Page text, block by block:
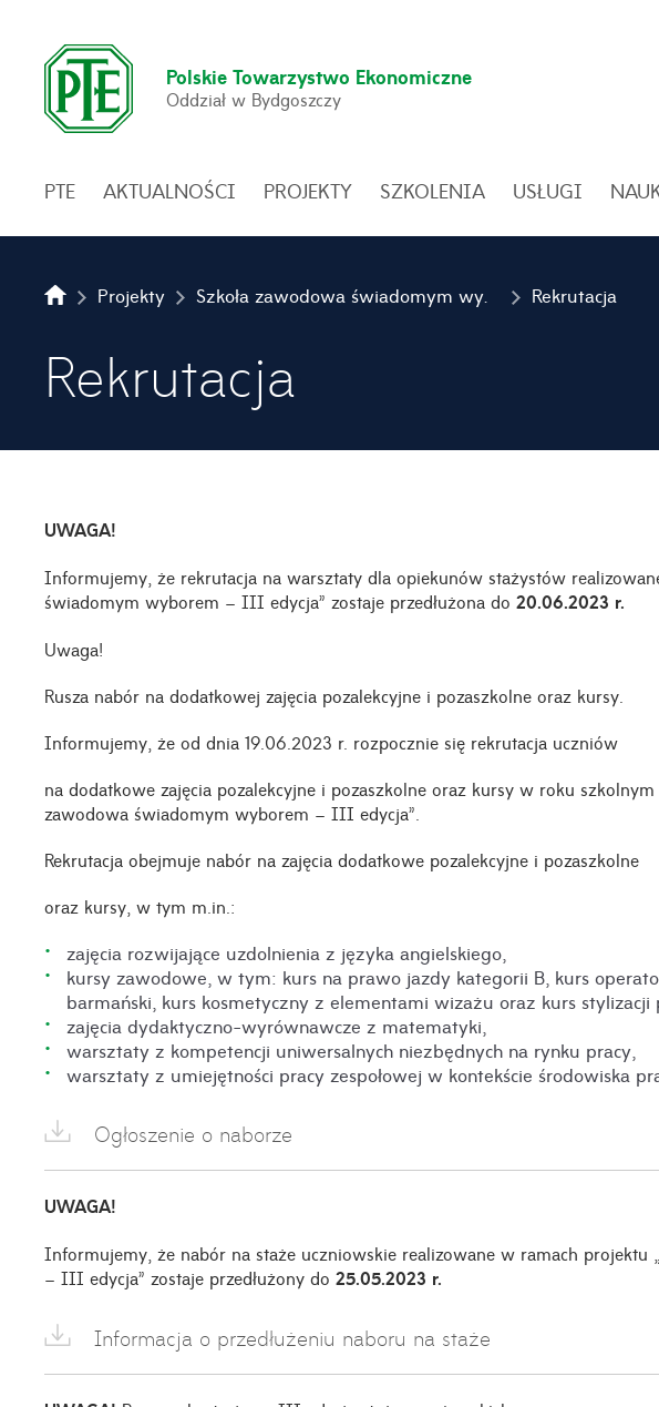
Polskie Towarzystwo Ekonomiczne
Oddział w Bydgoszczy
PTE AKTUALNOŚCI PROJEKTY SZKOLENIA USŁUGI
Projekty Szkoła zawodowa świadomym wyborem – III edycja Rekrutacja
Rekrutacja
UWAGA!
Informujemy, że rekrutacja na warsztaty dla opiekunów stażystów
świadomym wyborem – III edycja” zostaje przedłużona do 20.06.2023 r.
Uwaga!
Rusza nabór na dodatkowej zajęcia pozalekcyjne i pozaszkolne oraz kursy.
Informujemy, że od dnia 19.06.2023 r. rozpocznie się rekrutacja uczniów
na dodatkowe zajęcia pozalekcyjne i pozaszkolne oraz kursy w roku
zawodowa świadomym wyborem – III edycja”.
Rekrutacja obejmuje nabór na zajęcia dodatkowe pozalekcyjne i pozaszkolne
oraz kursy, w tym m.in.:
zajęcia rozwijające uzdolnienia z języka angielskiego,
kursy zawodowe, w tym: kurs na prawo jazdy kategorii B, kurs
barmański, kurs kosmetyczny z elementami wizażu oraz kurs stylizacji
zajęcia dydaktyczno-wyrównawcze z matematyki,
warsztaty z kompetencji uniwersalnych niezbędnych na rynku pracy,
warsztaty z umiejętności pracy zespołowej w kontekście środowiska
Ogłoszenie o naborze
UWAGA!
Informujemy, że nabór na staże uczniowskie realizowane w ramach projektu
– III edycja” zostaje przedłużony do 25.05.2023 r.
Informacja o przedłużeniu naboru na staże